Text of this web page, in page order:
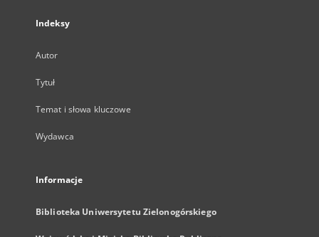
Indeksy
Autor
Tytuł
Temat i słowa kluczowe
Wydawca
Informacje
Biblioteka Uniwersytetu Zielonogórskiego